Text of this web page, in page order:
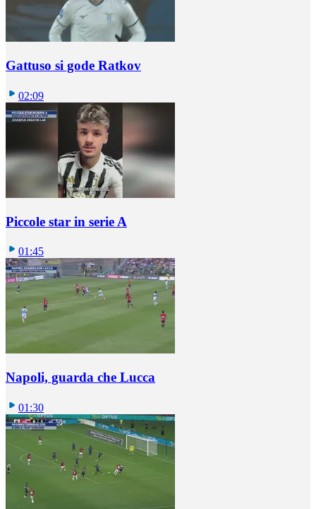
Gattuso si gode Ratkov
02:09
Piccole star in serie A
01:45
Napoli, guarda che Lucca
01:30